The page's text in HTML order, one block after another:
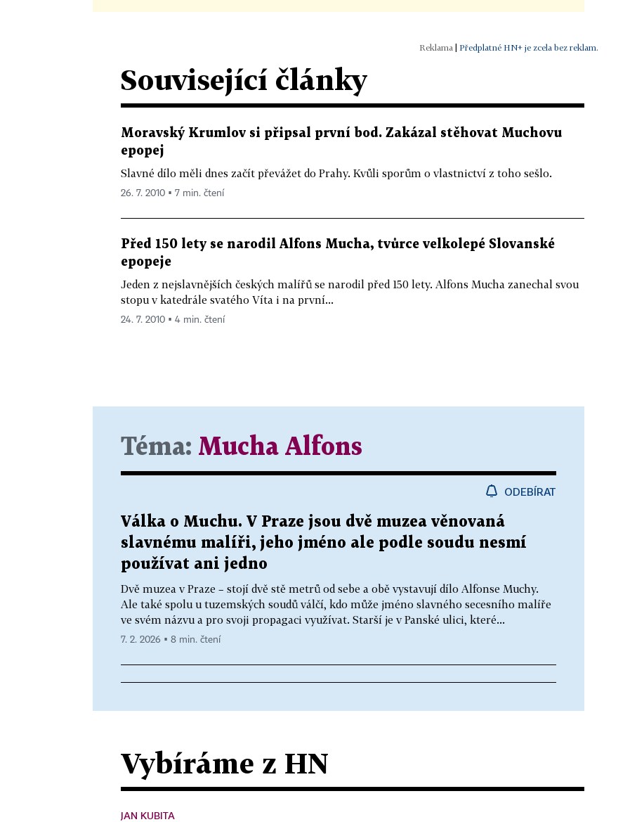
| Předplatné HN+ je zcela bez reklam.
Související články
Moravský Krumlov si připsal první bod. Zakázal stěhovat Muchovu
epopej
Slavné dílo měli dnes začít převážet do Prahy. Kvůli sporům o vlastnictví z toho sešlo.
26. 7. 2010 ▪ 7 min. čtení
Před 150 lety se narodil Alfons Mucha, tvůrce velkolepé Slovanské
epopeje
Jeden z nejslavnějších českých malířů se narodil před 150 lety. Alfons Mucha zanechal svou
stopu v katedrále svatého Víta i na první...
24. 7. 2010 ▪ 4 min. čtení
Téma: Mucha Alfons
ODEBÍRAT
Válka o Muchu. V Praze jsou dvě muzea věnovaná
slavnému malíři, jeho jméno ale podle soudu nesmí
používat ani jedno
Dvě muzea v Praze – stojí dvě stě metrů od sebe a obě vystavují dílo Alfonse Muchy.
Ale také spolu u tuzemských soudů válčí, kdo může jméno slavného secesního malíře
ve svém názvu a pro svoji propagaci využívat. Starší je v Panské ulici, které...
7. 2. 2026 ▪ 8 min. čtení
Vybíráme z HN
JAN KUBITA